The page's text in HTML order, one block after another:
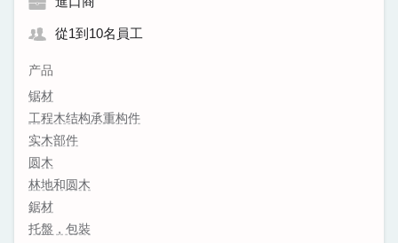
從1到10名員工
产品
锯材
工程木结构承重构件
实木部件
圆木
林地和圆木
鋸材
托盤，包裝